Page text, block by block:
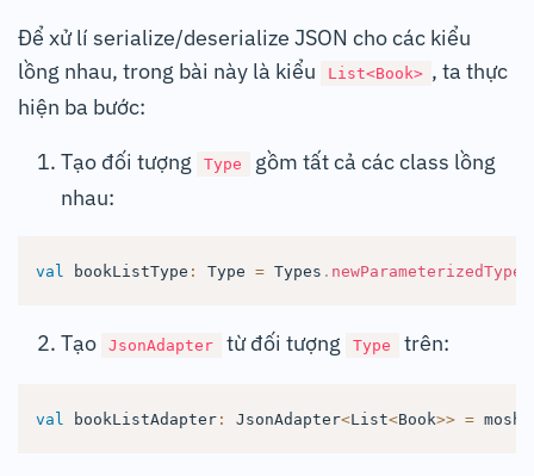
Để xử lí serialize/deserialize JSON cho các kiểu
lồng nhau, trong bài này là kiểu
List<Book> , ta thực
hiện ba bước:
Tạo đối tượng
Type
gồm tất cả các class lồng
nhau:
val bookListType : Type = Types . newParameterizedType
Tạo JsonAdapter từ đối tượng Type trên:
val bookListAdapter: JsonAdapter<List<Book>> = moshi